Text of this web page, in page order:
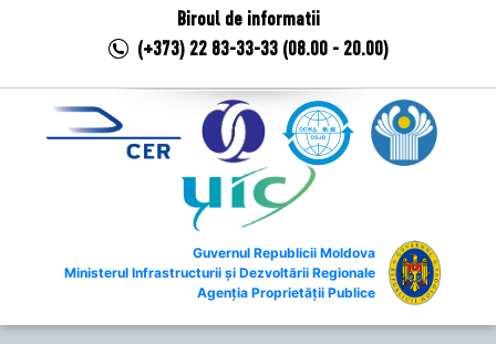
Biroul de informatii
(+373) 22 83-33-33 (08.00 - 20.00)
Guvernul Republicii Moldova
Ministerul Infrastructurii și Dezvoltării Regionale
Agenția Proprietății Publice